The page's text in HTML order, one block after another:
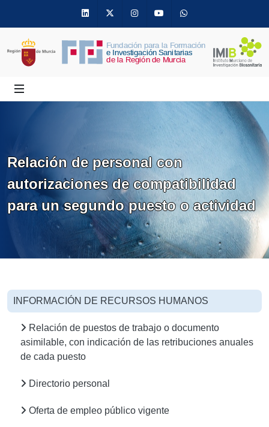
Linkedin Twitter InstagramYoutube
Relación de personal con
autorizaciones de compatibilidad
para un segundo puesto o actividad
INFORMACIÓN DE RECURSOS HUMANOS
Relación de puestos de trabajo o documento
asimilable, con indicación de las retribuciones anuales
de cada puesto
Directorio personal
Oferta de empleo público vigente